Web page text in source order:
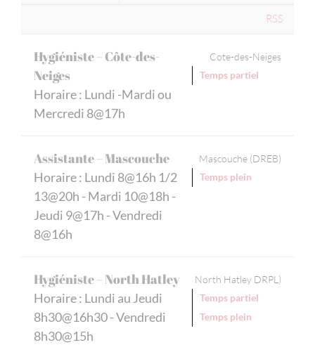
RSS
Hygiéniste – Côte-des-
Neiges
Horaire : Lundi -Mardi ou
Mercredi 8@17h
Cote-des-Neiges
Temps partiel
Assistante – Mascouche
Horaire : Lundi 8@16h 1/2
13@20h - Mardi 10@18h -
Jeudi 9@17h - Vendredi
8@16h
Mascouche (DREB)
Temps plein
Hygiéniste – North Hatley
Horaire : Lundi au Jeudi
8h30@16h30 - Vendredi
8h30@15h
North Hatley DRPL)
Temps partiel
Temps plein